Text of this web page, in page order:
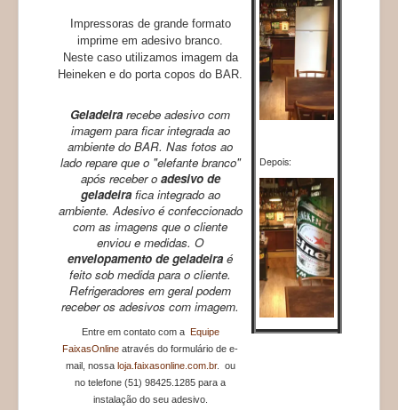
Impressoras de grande formato
imprime em adesivo branco.
Neste caso utilizamos imagem da
Heineken e do porta copos do BAR.
Geladeira recebe adesivo com
imagem para ficar integrada ao
ambiente do BAR. Nas fotos ao
lado repare que o "elefante branco"
após receber o adesivo de
geladeirafica integrado ao
ambiente. Adesivo é confeccionado
com as imagens que o cliente
enviou e medidas. O
envelopamento de geladeira é
feito sob medida para o cliente.
Refrigeradores em geral podem
receber os adesivos com imagem.
Entre em contato com a Equipe
FaixasOnline através do formulário de e-
mail, nossa loja.faixasonline.com.br. ou
no telefone (51) 98425.1285 para a
instalação do seu adesivo.
Depois: